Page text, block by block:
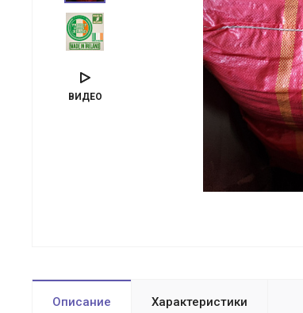
ВИДЕО
Описание Характеристики